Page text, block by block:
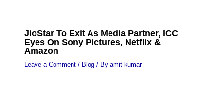
JioStar To Exit As Media Partner, ICC
Eyes On Sony Pictures, Netflix &
Amazon
Leave a Comment / Blog/ By amit kumar